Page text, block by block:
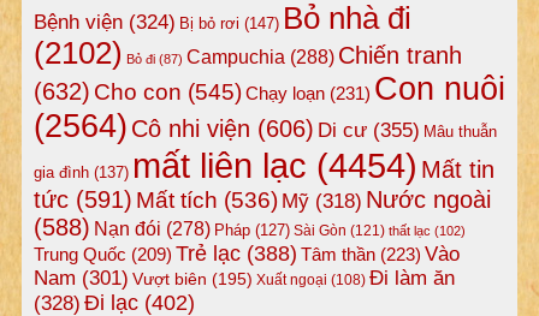
Bệnh viện(324) Bị bỏ rơi (147) Bỏ nhà đi
(2102) Bỏ đi(87) Campuchia (288) Chiến tranh
(632) Cho con (545)Chạy loạn(231) Con nuôi
(2564) Cô nhi viện (606) Di cư(355) Mâu thuẫn
gia đình(137) mất liên lạc (4454) Mất tin
tức(591) Mất tích (536) Mỹ(318) Nước ngoài
(588) Nạn đói (278) Pháp(127) Sài Gòn (121) thất lạc (102)
Trung Quốc (209) Trẻ lạc(388) Tâm thần(223) Vào
Nam (301) Vượt biên (195) Xuất ngoại (108) Đi làm ăn
(328) Đi lạc(402)